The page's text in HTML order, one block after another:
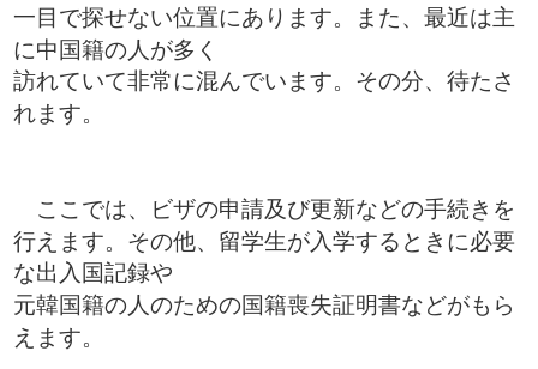
一目で探せない位置にあります。また、最近は主
に中国籍の人が多く
訪れていて非常に混んでいます。その分、待たさ
れます。
ここでは、ビザの申請及び更新などの手続きを
行えます。その他、留学生が入学するときに必要
な出入国記録や
元韓国籍の人のための国籍喪失証明書などがもら
えます。